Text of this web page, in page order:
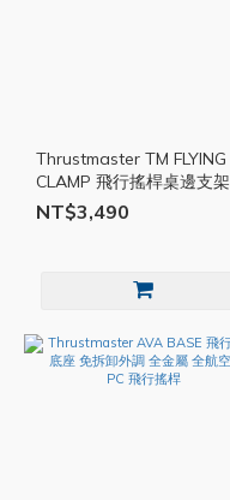
Thrustmaster TM FLYING
CLAMP 飛行搖桿桌邊支架
飛行搖桿支架 桌邊 金屬 PC
TMR033
NT$3,490